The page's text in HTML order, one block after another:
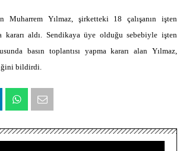
Muharrem Yılmaz, şirketteki 18 çalışanın işten
kararı aldı. Sendikaya üye olduğu sebebiyle işten
basın toplantısı yapma kararı alan Yılmaz,
bildirdi.